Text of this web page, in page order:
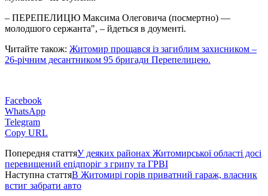
– ПЕРЕПЕЛИЦЮ Максима Олеговича (посмертно) —
молодшого сержанта", – йдеться в доументі.
Читайте також: Житомир прощався із загиблим захисником –
26-річним десантником 95 бригади Перепелицею.
Facebook
WhatsApp
Telegram
Copy URL
Попередня статтяУ деяких районах Житомирської області досі
перевищений епідпоріг з грипу та ГРВІ
Наступна статтяВ Житомирі горів приватний гараж, власник
встиг забрати авто